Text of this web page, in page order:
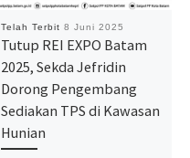
Telah Terbit 8 Juni 2025
Tutup REI EXPO Batam
2025, Sekda Jefridin
Dorong Pengembang
Sediakan TPS di Kawasan
Hunian